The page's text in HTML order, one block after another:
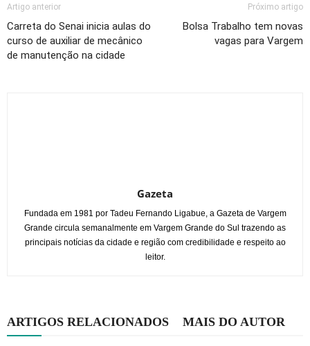
Artigo anterior
Carreta do Senai inicia aulas do
curso de auxiliar de mecânico
de manutenção na cidade
Próximo artigo
Bolsa Trabalho tem novas
vagas para Vargem
Gazeta
Fundada em 1981 por Tadeu Fernando Ligabue, a Gazeta de Vargem
Grande circula semanalmente em Vargem Grande do Sul trazendo as
principais notícias da cidade e região com credibilidade e respeito ao
leitor.
ARTIGOS RELACIONADOS MAIS DO AUTOR